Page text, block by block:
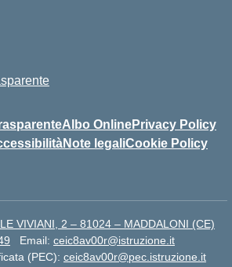
Albo OnlinePrivacy Policy
Note legaliCookie Policy
VIVIANI, 2 – 81024 – MADDALONI (CE)
Email: ceic8av00r@istruzione.it
(PEC): ceic8av00r@pec.istruzione.it